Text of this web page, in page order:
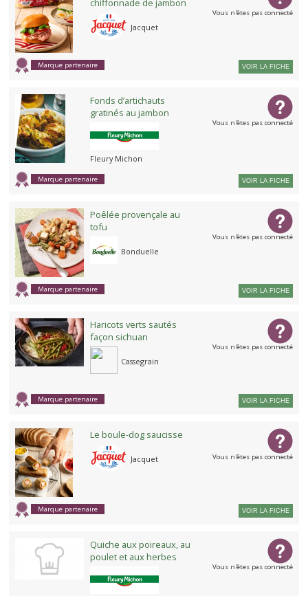
chiffonnade de jambon
Jacquet
Marque partenaire
Vous n'êtes pas connecté
VOIR LA FICHE
Fonds d’artichauts
gratinés au jambon
Fleury Michon
Marque partenaire
Vous n'êtes pas connecté
VOIR LA FICHE
Poêlée provençale au
tofu
Bonduelle
Marque partenaire
Vous n'êtes pas connecté
VOIR LA FICHE
Haricots verts sautés
façon sichuan
Cassegrain
Marque partenaire
Vous n'êtes pas connecté
VOIR LA FICHE
Le boule-dog saucisse
Jacquet
Marque partenaire
Vous n'êtes pas connecté
VOIR LA FICHE
Quiche aux poireaux, au
poulet et aux herbes
Vous n'êtes pas connecté